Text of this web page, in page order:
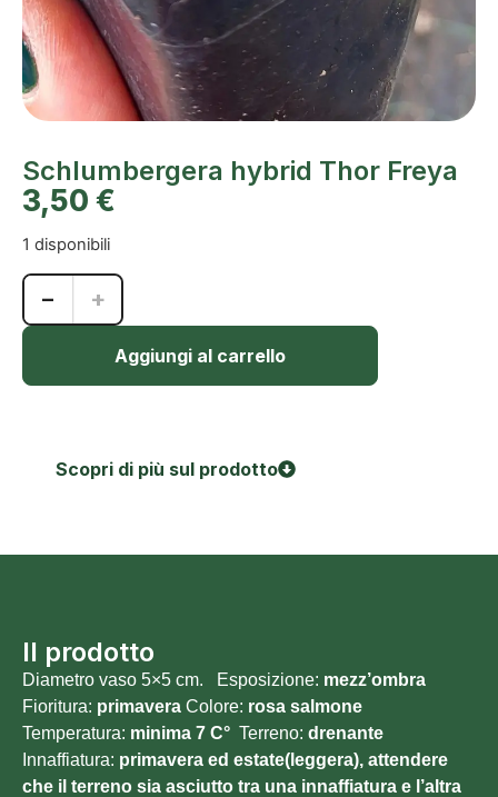
Schlumbergera hybrid Thor Freya
3,50 €
1 disponibili
− +
Aggiungi al carrello
Scopri di più sul prodotto
Il prodotto
Diametro vaso 5×5 cm. Esposizione: mezz’ombra
Fioritura: primavera Colore: rosa salmone
Temperatura: minima 7 C° Terreno: drenante
Innaffiatura: primavera ed estate(leggera), attendere
che il terreno sia asciutto tra una innaffiatura e l’altra